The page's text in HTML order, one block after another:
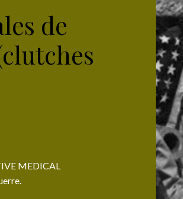
de
MEDICAL